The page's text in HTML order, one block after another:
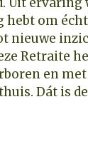
hebt om
nieuwe
Retraite
en
Dát is